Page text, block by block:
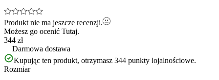
Produkt nie ma jeszcze recenzji.
Możesz go ocenić Tutaj.
344 zł
Darmowa dostawa
Kupując ten produkt, otrzymasz 344 punkty lojalnościowe.
Rozmiar